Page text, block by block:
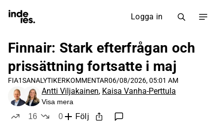
Logga in
Finnair: Stark efterfrågan och
prissättning fortsatte i maj
FIA1SANALYTIKERKOMMENTAR06/08/2026, 05:01 AM
Antti Viljakainen, Kaisa Vanha-Perttula
Visa mera
16
0
Följ